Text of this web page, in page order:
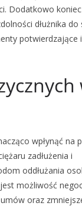
Dodatkowo
dłużnika do
potwierdzające
wpłynąć na
zadłużenia i
oddłużania
możliwość
oraz